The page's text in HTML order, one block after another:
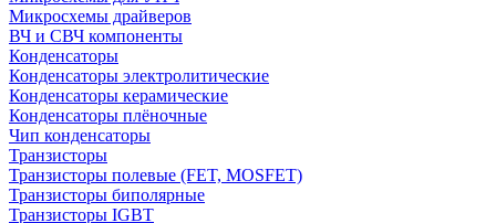
Микросхемы драйверов
ВЧ и СВЧ компоненты
Конденсаторы
Конденсаторы электролитические
Конденсаторы керамические
Конденсаторы плёночные
Чип конденсаторы
Транзисторы
Транзисторы полевые (FET, MOSFET)
Транзисторы биполярные
Транзисторы IGBT